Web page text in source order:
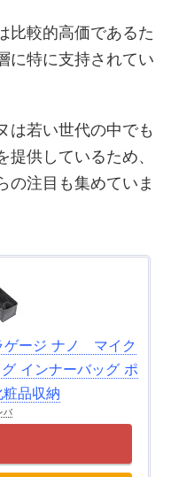
比較的高価であるた
に特に支持されてい
は若い世代の中でも
提供しているため、
の注目も集めていま
ージ ナノ マイク
インナーバッグ ポ
品収納
バ